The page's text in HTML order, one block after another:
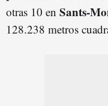
otras 10 en Sants-
128.238 metros